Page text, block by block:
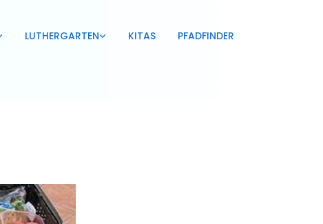
LUTHERGARTEN KITAS PFADFINDER